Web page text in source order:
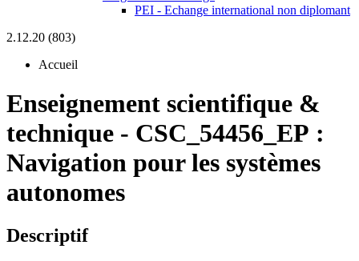
PEI - Echange international non diplomant
2.12.20 (803)
Accueil
Enseignement scientifique &
technique - CSC_54456_EP :
Navigation pour les systèmes
autonomes
Descriptif